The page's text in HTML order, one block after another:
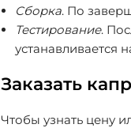
Сборка. По
Тестирование.
устанавливается
Заказать
Чтобы узнать цену